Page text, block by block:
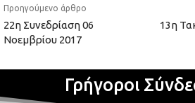
Προηγούμενο άρθρο
22η Συνεδρίαση 06
Νοεμβρίου 2017
13η
Γρήγοροι